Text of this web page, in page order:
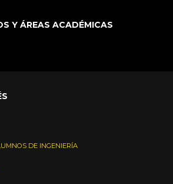
Y ÁREAS ACADÉMICAS
DE INGENIERÍA